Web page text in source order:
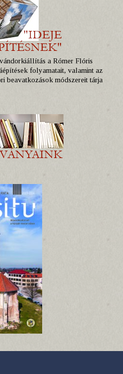
a Rómer Flóris
folyamatait, valamint az
beavatkozások módszereit tárja